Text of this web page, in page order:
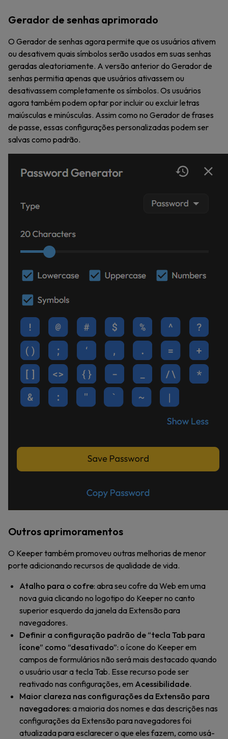
Gerador de senhas aprimorado
O Gerador de senhas agora permite que os usuários ativem
ou desativem quais símbolos serão usados em suas senhas
geradas aleatoriamente. A versão anterior do Gerador de
senhas permitia apenas que usuários ativassem ou
desativassem completamente os símbolos. Os usuários
agora também podem optar por incluir ou excluir letras
maiúsculas e minúsculas. Assim como no Gerador de frases
de passe, essas configurações personalizadas podem ser
salvas como padrão.
Outros aprimoramentos
O Keeper também promoveu outras melhorias de menor
porte adicionando recursos de qualidade de vida.
Atalho para o cofre: abra seu cofre da Web em uma
nova guia clicando no logotipo do Keeper no canto
superior esquerdo da janela da Extensão para
navegadores.
Definir a configuração padrão de “tecla Tab para
ícone” como “desativado”: o ícone do Keeper em
campos de formulários não será mais destacado quando
o usuário usar a tecla Tab. Esse recurso pode ser
reativado nas configurações, em Acessibilidade.
Maior clareza nas configurações da Extensão para
navegadores: a maioria dos nomes e das descrições nas
configurações da Extensão para navegadores foi
atualizada para esclarecer o que eles fazem, como usá-